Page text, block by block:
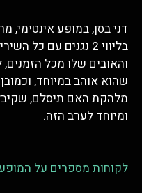
דני בסן, במופע אינטימי,
בליווי 2 נגנים
עם כל
והאובים שלו מכל
שהוא אוהב במיוחד,
מלהקת האם תיסלם,
ומיוחד לערב הזה.
לקוחות מספרים על